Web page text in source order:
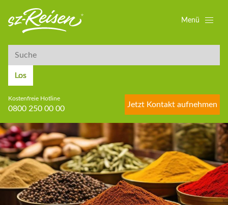
Suche
Los
Kostenfreie Hotline
0800 250 00 00
Jetzt Kontakt aufnehmen
Menü